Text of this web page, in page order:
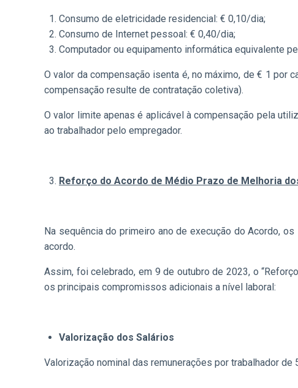
Consumo de eletricidade residencial: € 0,10/dia;
Consumo de Internet pessoal: € 0,40/dia;
Computador ou equipamento informática equivalente
O valor da compensação isenta é, no máximo, de € 1 por
compensação resulte de contratação coletiva).
O valor limite apenas é aplicável à compensação pela
ao trabalhador pelo empregador.
Reforço do Acordo de Médio Prazo de Melhoria
Na sequência do primeiro ano de execução do Acordo,
acordo.
Assim, foi celebrado, em 9 de outubro de 2023, o
os principais compromissos adicionais a nível laboral:
Valorização dos Salários
Valorização nominal das remunerações por trabalhador